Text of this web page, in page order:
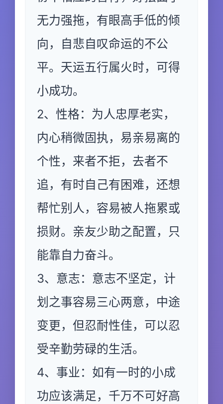
无力强拖，有眼高手低的倾
向，自悲自叹命运的不公
平。天运五行属火时，可得
小成功。
2、性格：为人忠厚老实，
内心稍微固执，易亲易离的
个性，来者不拒，去者不
追，有时自己有困难，还想
帮忙别人，容易被人拖累或
损财。亲友少助之配置，只
能靠自力奋斗。
3、意志：意志不坚定，计
划之事容易三心两意，中途
变更，但忍耐性佳，可以忍
受辛勤劳碌的生活。
4、事业：如有一时的小成
功应该满足，千万不可好高